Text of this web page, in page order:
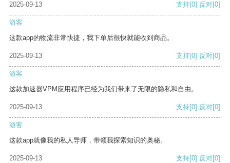
2025-09-13
支持[0] 反对[0]
游客
这款app的物流非常快捷，我下单后很快就能收到商品。
2025-09-13 支持[0] 反对[0]
游客
这款加速器VPM应用程序已经为我们带来了无限的隐私和自由。
2025-09-13 支持[0] 反对[0]
游客
这款app就像我的私人导师，带领我探索知识的奥秘。
2025-09-13 支持[0] 反对[0]